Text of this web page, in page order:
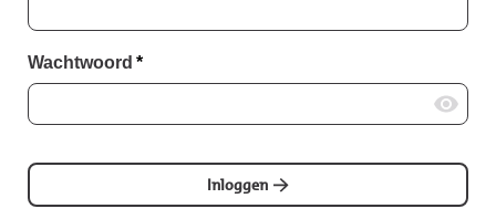
Wachtwoord *
Inloggen